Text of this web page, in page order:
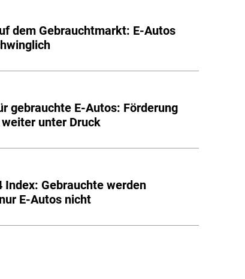
dem Gebrauchtmarkt: E-Autos
gebrauchte E-Autos: Förderung
unter Druck
Index: Gebrauchte werden
E-Autos nicht